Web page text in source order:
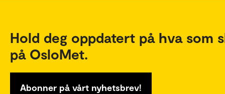
Hold deg oppdatert på hva som
på OsloMet.
Abonner på vårt nyhetsbrev!